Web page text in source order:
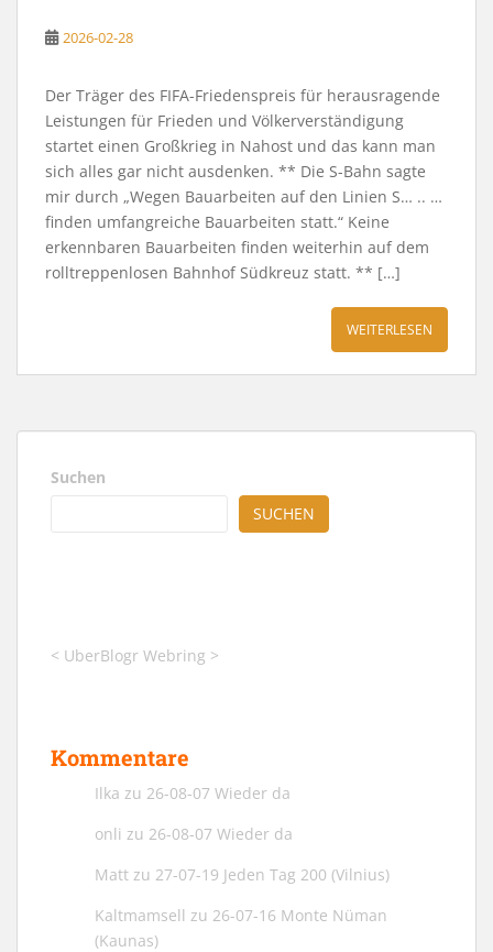
2026-02-28
Der Träger des FIFA-Friedenspreis für herausragende
Leistungen für Frieden und Völkerverständigung
startet einen Großkrieg in Nahost und das kann man
sich alles gar nicht ausdenken. ** Die S-Bahn sagte
mir durch „Wegen Bauarbeiten auf den Linien S… .. …
finden umfangreiche Bauarbeiten statt.“ Keine
erkennbaren Bauarbeiten finden weiterhin auf dem
rolltreppenlosen Bahnhof Südkreuz statt. ** […]
WEITERLESEN
Suchen
SUCHEN
< UberBlogr Webring >
Kommentare
Ilka zu 26-08-07 Wieder da
onli zu 26-08-07 Wieder da
Matt zu 27-07-19 Jeden Tag 200 (Vilnius)
Kaltmamsell zu 26-07-16 Monte Nüman
(Kaunas)